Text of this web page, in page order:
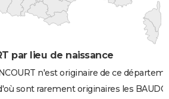
par lieu de naissance
n'est originaire de ce
sont rarement originaires les